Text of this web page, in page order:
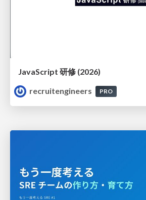
JavaScript 研修 (2026)
recruitengineers
PRO